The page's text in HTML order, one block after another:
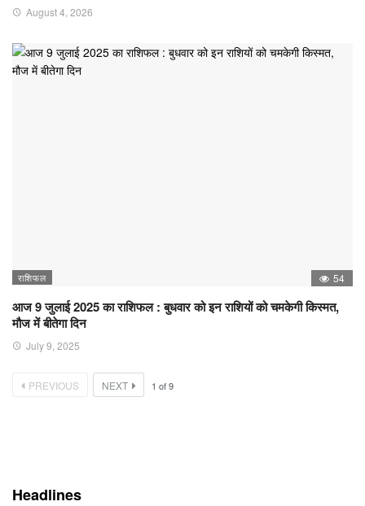
August 4, 2026
राशिफल 54
आज 9 जुलाई 2025 का राशिफल : बुधवार को इन राशियों को चमकेगी किस्मत,
मौज में बीतेगा दिन
July 9, 2025
PREVIOUS NEXT 1 of9
Headlines